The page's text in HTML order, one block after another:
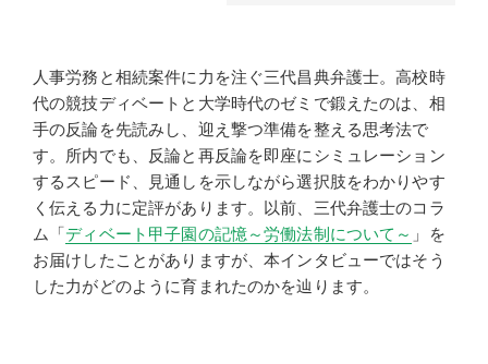
人事労務と相続案件に力を注ぐ三代昌典弁護士。高校時
代の競技ディベートと大学時代のゼミで鍛えたのは、相
手の反論を先読みし、迎え撃つ準備を整える思考法で
す。所内でも、反論と再反論を即座にシミュレーション
するスピード、見通しを示しながら選択肢をわかりやす
く伝える力に定評があります。以前、三代弁護士のコラ
ム「ディベート甲子園の記憶～労働法制について～ 」を
お届けしたことがありますが、本インタビューではそう
した力がどのように育まれたのかを辿ります。